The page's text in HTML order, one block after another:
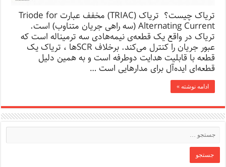
تریاک چیست؟ تریاک (TRIAC) مخفف عبارت Triode for
Alternating Current (سه راهی جریان متناوب) است.
تریاک در واقع یک قطعه‌ی نیمه‌هادی سه ترمیناله است که
عبور جریان را کنترل می‌کند. برخلاف SCRها ، تریاک یک
قطعه‌ با قابلیت هدایت دوطرفه است و به همین دلیل
قطعه‌ای ایده‌آل برای مدارهایی است …
ادامه نوشته »